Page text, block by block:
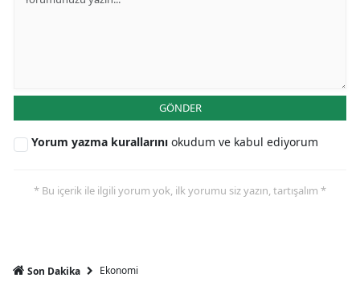
GÖNDER
Yorum yazma kurallarını okudum ve kabul ediyorum
* Bu içerik ile ilgili yorum yok, ilk yorumu siz yazın, tartışalım *
Son Dakika Ekonomi